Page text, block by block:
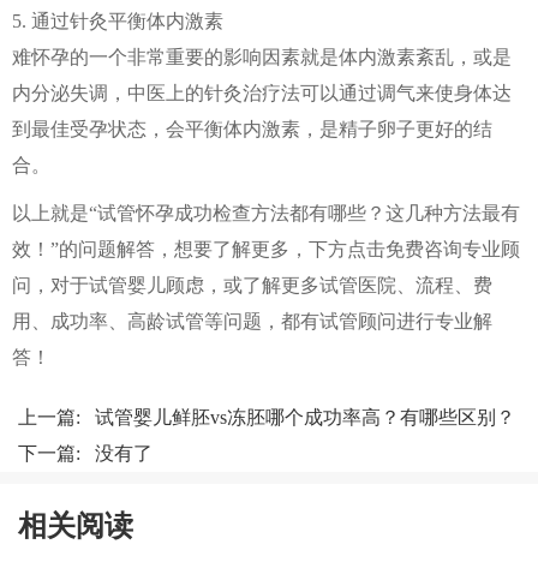
5. 通过针灸平衡体内激素
难怀孕的一个非常重要的影响因素就是体内激素紊乱，或是
内分泌失调，中医上的针灸治疗法可以通过调气来使身体达
到最佳受孕状态，会平衡体内激素，是精子卵子更好的结
合。
以上就是“试管怀孕成功检查方法都有哪些？这几种方法最有
效！”的问题解答，想要了解更多，下方点击免费咨询专业顾
问，对于试管婴儿顾虑，或了解更多试管医院、流程、费
用、成功率、高龄试管等问题，都有试管顾问进行专业解
答！
上一篇: 试管婴儿鲜胚vs冻胚哪个成功率高？有哪些区别？
下一篇: 没有了
相关阅读